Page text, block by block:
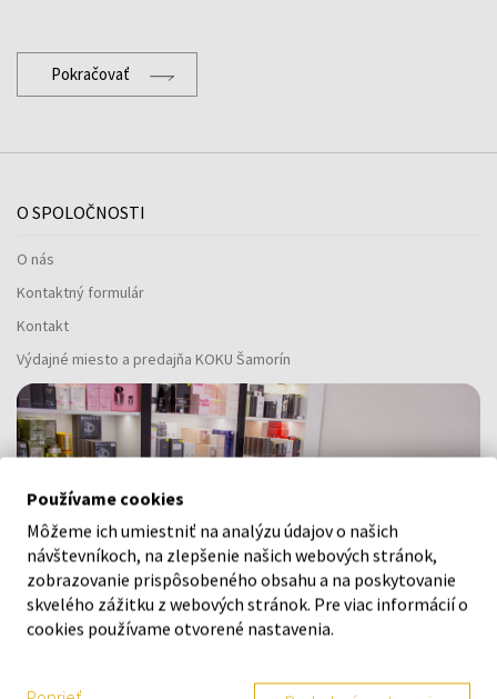
Pokračovať
O SPOLOČNOSTI
O nás
Kontaktný formulár
Kontakt
Výdajné miesto a predajňa KOKU Šamorín
Používame cookies
Môžeme ich umiestniť na analýzu údajov o našich
návštevníkoch, na zlepšenie našich webových stránok,
zobrazovanie prispôsobeného obsahu a na poskytovanie
skvelého zážitku z webových stránok. Pre viac informácií o
cookies používame otvorené nastavenia.